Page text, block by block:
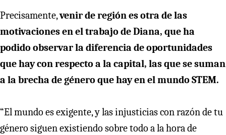
Precisamente,venir de región es otra de las
motivaciones en el trabajo de Diana, que ha
podido observar la diferencia de oportunidades
que hay con respecto a la capital, las que se suman
a la brecha de género que hay en el mundo STEM.
“El mundo es exigente, y las injusticias con razón de tu
género siguen existiendo sobre todo a la hora de